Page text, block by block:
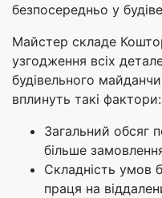
безпосередньо у
Майстер складе
узгодження всіх
будівельного
вплинуть такі фактори:
Загальний обсяг
більше
Складність умов
праця на